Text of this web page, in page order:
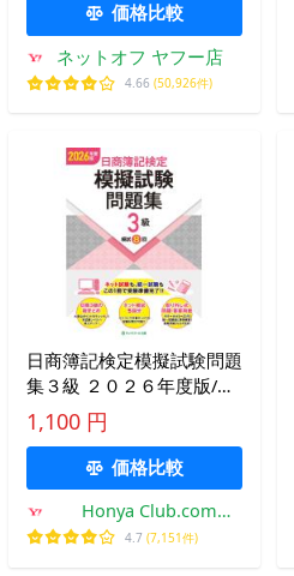
価格比較
ネットオフ ヤフー店
4.66 (50,926件)
日商簿記検定模擬試験問題
集３級 ２０２６年度版/ネ
ットスクール
1,100 円
価格比較
Honya Club.com
Yahoo!店
4.7 (7,151件)